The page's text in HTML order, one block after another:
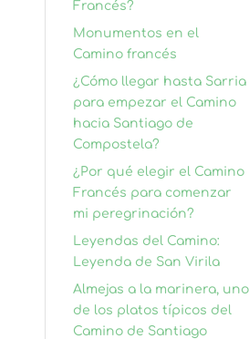
Francés?
Monumentos en el
Camino francés
¿Cómo llegar hasta Sarria
para empezar el Camino
hacia Santiago de
Compostela?
¿Por qué elegir el Camino
Francés para comenzar
mi peregrinación?
Leyendas del Camino:
Leyenda de San Virila
Almejas a la marinera, uno
de los platos típicos del
Camino de Santiago